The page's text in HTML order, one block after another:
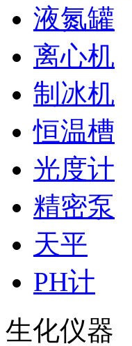
液氮罐
离心机
制冰机
恒温槽
光度计
精密泵
天平
PH计
生化仪器